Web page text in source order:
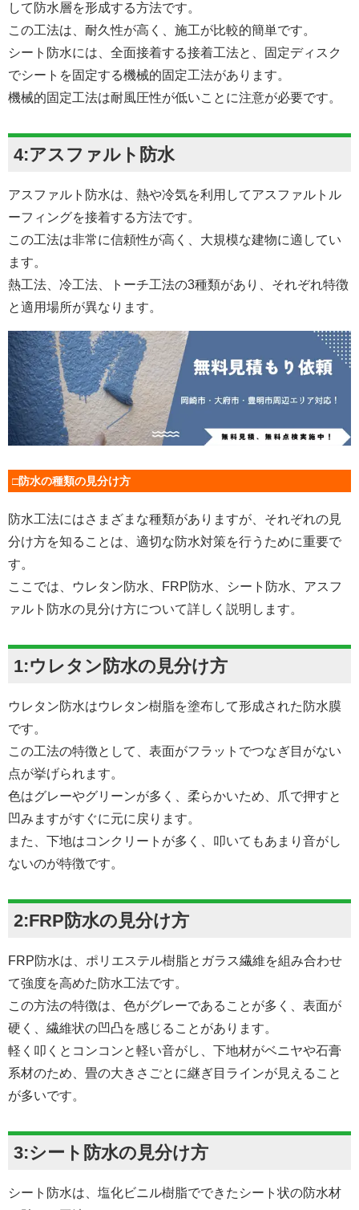
して防水層を形成する方法です。
この工法は、耐久性が高く、施工が比較的簡単です。
シート防水には、全面接着する接着工法と、固定ディスク
でシートを固定する機械的固定工法があります。
機械的固定工法は耐風圧性が低いことに注意が必要です。
4:アスファルト防水
アスファルト防水は、熱や冷気を利用してアスファルトル
ーフィングを接着する方法です。
この工法は非常に信頼性が高く、大規模な建物に適してい
ます。
熱工法、冷工法、トーチ工法の3種類があり、それぞれ特徴
と適用場所が異なります。
□防水の種類の見分け方
防水工法にはさまざまな種類がありますが、それぞれの見
分け方を知ることは、適切な防水対策を行うために重要で
す。
ここでは、ウレタン防水、FRP防水、シート防水、アスフ
ァルト防水の見分け方について詳しく説明します。
1:ウレタン防水の見分け方
ウレタン防水はウレタン樹脂を塗布して形成された防水膜
です。
この工法の特徴として、表面がフラットでつなぎ目がない
点が挙げられます。
色はグレーやグリーンが多く、柔らかいため、爪で押すと
凹みますがすぐに元に戻ります。
また、下地はコンクリートが多く、叩いてもあまり音がし
ないのが特徴です。
2:FRP防水の見分け方
FRP防水は、ポリエステル樹脂とガラス繊維を組み合わせ
て強度を高めた防水工法です。
この方法の特徴は、色がグレーであることが多く、表面が
硬く、繊維状の凹凸を感じることがあります。
軽く叩くとコンコンと軽い音がし、下地材がベニヤや石膏
系材のため、畳の大きさごとに継ぎ目ラインが見えること
が多いです。
3:シート防水の見分け方
シート防水は、塩化ビニル樹脂でできたシート状の防水材